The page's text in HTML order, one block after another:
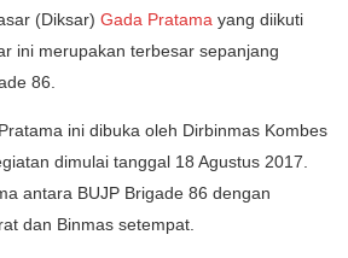
(Diksar) Gada Pratama yang diikuti
ini merupakan terbesar sepanjang
86.
ini dibuka oleh Dirbinmas Kombes
dimulai tanggal 18 Agustus 2017.
antara BUJP Brigade 86 dengan
dan Binmas setempat.